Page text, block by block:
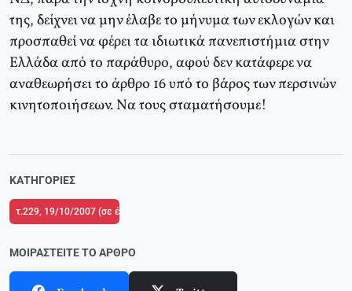
της, δείχνει να μην έλαβε το μήνυμα των εκλογών και
προσπαθεί να φέρει τα ιδιωτικά πανεπιστήμια στην
Ελλάδα από το παράθυρο, αφού δεν κατάφερε να
αναθεωρήσει το άρθρο 16 υπό το βάρος των περσινών
κινητοποιήσεων. Να τους σταματήσουμε!
ΚΑΤΗΓΟΡΊΕΣ
τ.229, 19/10/2007 (σε ένθετο οι σελίδες της Αριστεράς με αφιέρωμα στον
ΜΟΙΡΑΣΤΕΊΤΕ ΤΟ ΆΡΘΡΟ